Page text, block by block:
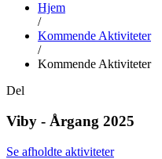
Hjem
/
Kommende Aktiviteter
/
Kommende Aktiviteter
Del
Viby - Årgang 2025
Se afholdte aktiviteter